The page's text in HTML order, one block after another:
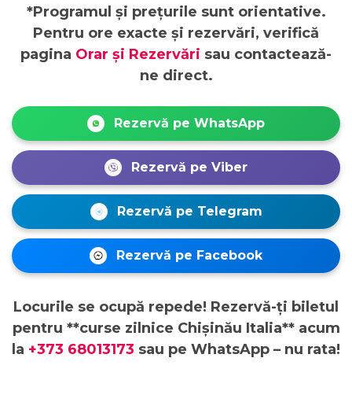
*Programul și prețurile sunt orientative.
Pentru ore exacte și rezervări, verifică
pagina Orar și Rezervări sau contactează-
ne direct.
Rezervă pe WhatsApp
Rezervă pe Viber
Rezervă pe Telegram
Rezervă pe Facebook
Locurile se ocupă repede! Rezervă-ți biletul
pentru **curse zilnice Chișinău Italia** acum
la +373 68013173 sau pe WhatsApp – nu rata!